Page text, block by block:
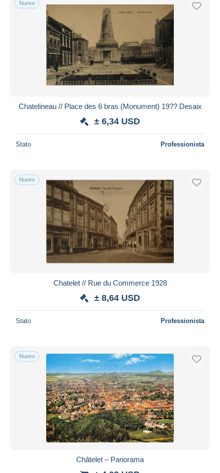
Spedizione gratuita
Metodi di pagamento
PayPal
Bonifico bancario
Visa
Mastercard
iDeal
Maestro
Aggiorna
Nuovo
Chatelineau // Place des 6 bras (Monument) 19?? Desaix
± 6,34 USD
Stato Professionista
Nuovo
Chatelet // Rue du Commerce 1928
± 8,64 USD
Stato Professionista
Nuovo
Châtelet – Panorama